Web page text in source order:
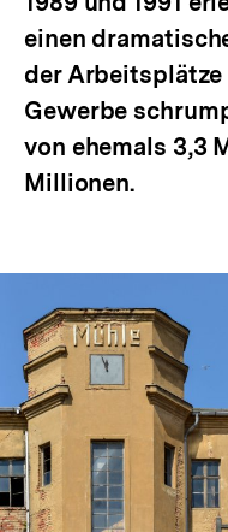
einen
der
Gewerbe
von ehemals 3,3
Millionen.